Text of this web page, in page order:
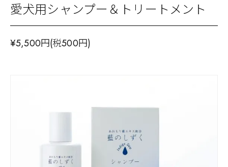
愛犬用シャンプー＆トリートメント
¥5,500円(税500円)